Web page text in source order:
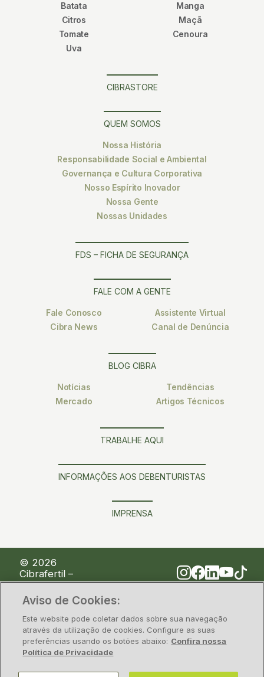
Batata
Citros
Tomate
Uva
Manga
Maçã
Cenoura
CIBRASTORE
QUEM SOMOS
Nossa História
Responsabilidade Social e Ambiental
Governança e Cultura Corporativa
Nosso Espírito Inovador
Nossa Gente
Nossas Unidades
FDS – FICHA DE SEGURANÇA
FALE COM A GENTE
Fale Conosco
Cibra News
Assistente Virtual
Canal de Denúncia
BLOG CIBRA
Notícias
Mercado
Tendências
Artigos Técnicos
TRABALHE AQUI
INFORMAÇÕES AOS DEBENTURISTAS
IMPRENSA
© 2026
Cibrafertil –
Companhia
Brasileira de
Fertilizantes
Política de Privacidade Segurança da Informação
CNPJ/MF nº 00.117.842/0001-28 – Rua Alfa, nº 1428,
Aviso de Cookies:
Este website pode coletar dados sobre sua navegação
através da utilização de cookies. Configure as suas
preferências usando os botões abaixo: Confira nossa
Política de Privacidade